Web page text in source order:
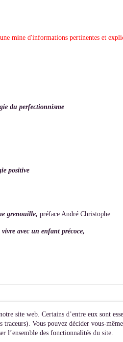
mine d'informations pertinentes et
du perfectionnisme
positive
grenouille, préface André Christophe
avec un enfant précoce,
site web. Certains d’entre eux sont
traceurs). Vous pouvez décider vous-
l’ensemble des fonctionnalités du site.